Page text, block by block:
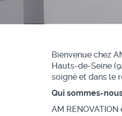
Bienvenue chez
Hauts-de-Seine
soigné et dans le
Qui sommes-
AM